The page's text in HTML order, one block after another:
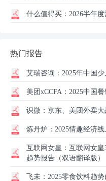
什么值得买： 2026半年
热门报告
艾瑞咨询： 2025年中国
美团xCCFA： 2025中国
识微： 京东、美团外卖
炼丹炉： 2025情趣经济
互联网女皇： 互联网女
趋势报告（双语翻译版）
飞未： 2025零食饮料趋